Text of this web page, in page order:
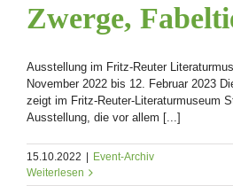
Zwerge,
Ausstellung im Fritz-Reuter
November 2022 bis 12. Februar 2023
zeigt im Fritz-Reuter-Literaturmuseum
Ausstellung, die vor allem [...]
15.10.2022 | Event-Archiv
Weiterlesen